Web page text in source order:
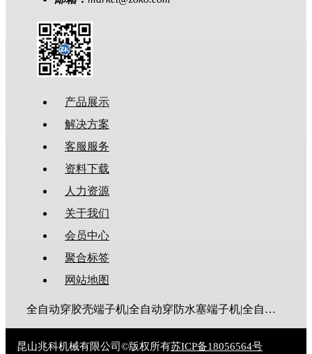
产品展示
解决方案
客服服务
资料下载
人力资源
关于我们
会员中心
聚合标签
网站地图
全自动穿胶壳端子机|全自动穿防水塞端子机|全自动穿热缩管端子机|全自动穿护套端子机|全自动穿号码管端子机|全自动端子机|全自动穿防水栓端子机|端子压着机|端子压接机|静音端子机|多芯线端子机|护套线端子机|全自动排线端子机|新能源大平方压接机|电脑剥线机|自动剥线机|裁线机|剥线机
昆山兆科机械有限公司©版权所有苏ICP备18056564号